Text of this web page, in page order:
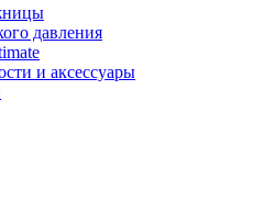
давления
и аксессуары